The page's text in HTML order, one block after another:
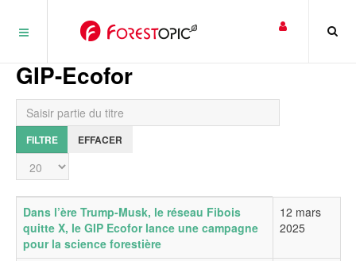
GIP-Ecofor
Saisir partie du titre
FILTRE EFFACER
Affichage #
Titre Date de publication
Dans l’ère Trump-Musk, le réseau Fibois
quitte X, le GIP Ecofor lance une campagne
pour la science forestière
12 mars
2025